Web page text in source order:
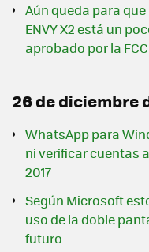
Aún queda para
ENVY X2 está un
aprobado por la FCC
26 de diciembre
WhatsApp para
ni verificar cuentas
2017
Según Microsoft
uso de la doble
futuro